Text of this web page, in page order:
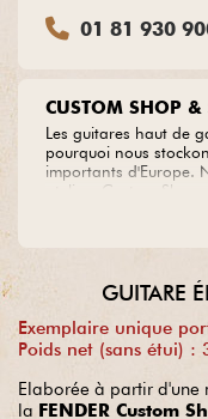
CUSTOM SHOP &
Les guitares haut de
pourquoi nous
importants d'Europe.
ateliers Custom Shop
sélectionner les plus
desquelles nous
d'une guitare hors du
01 81 930
GUITARE
Exemplaire unique
Poids net (sans étui) :
Elaborée à partir d'une
la FENDER Custom